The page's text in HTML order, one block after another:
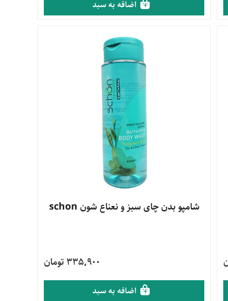
اضافه به سبد
مشاهده محصول
شامپو بدن چای سبز و نعناع شون schon
335,900 تومان
اضافه به سبد